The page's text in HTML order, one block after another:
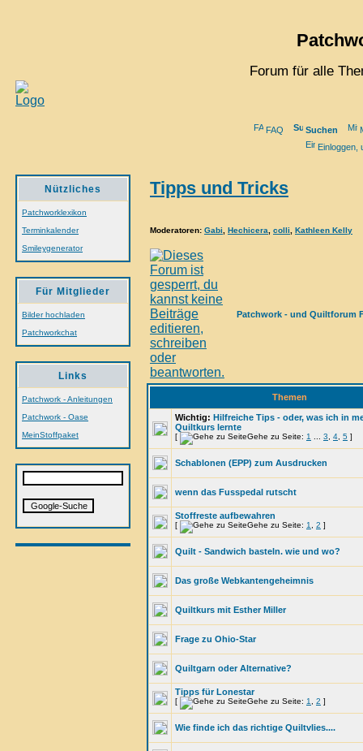
Forum für alle
FAQ Suchen
Einloggen,
Nützliches
Patchworklexikon
Terminkalender
Smileygenerator
Für Mitglieder
Bilder hochladen
Patchworkchat
Links
Patchwork - Anleitungen
Patchwork - Oase
MeinStoffpaket
Tipps und Tricks
Moderatoren: Gabi Hechicera colli Kathleen Kelly
Patchwork - und Quiltforum
Themen
Wichtig: Hilfreiche Tips - oder, was ich in
Quiltkurs lernte
[ Gehe zu Seite: 1 3 4 5 ]
Schablonen (EPP) zum Ausdrucken
wenn das Fusspedal rutscht
Stoffreste aufbewahren
[ Gehe zu Seite: 1 2 ]
Quilt - Sandwich basteln. wie und wo?
Das große Webkantengeheimnis
Quiltkurs mit Esther Miller
Frage zu Ohio-Star
Quiltgarn oder Alternative?
Tipps für Lonestar
[ Gehe zu Seite: 1 2 ]
Wie finde ich das richtige Quiltvlies....